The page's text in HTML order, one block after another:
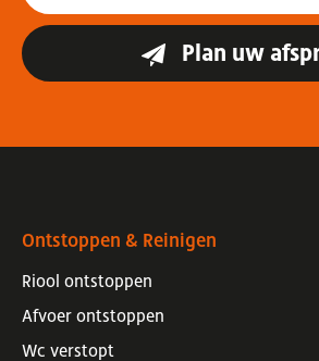
Plan uw
Ontstoppen & Reinigen
Riool ontstoppen
Afvoer ontstoppen
Wc verstopt